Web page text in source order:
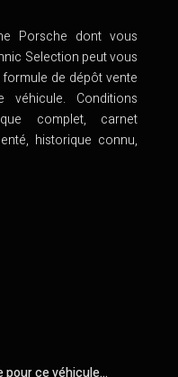
Porsche dont vous
Selection peut vous
de dépôt vente
Conditions
complet, carnet
historique connu,
pour ce véhicule...